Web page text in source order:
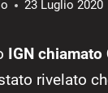
23 Luglio 2020
IGN chiamato
rivelato